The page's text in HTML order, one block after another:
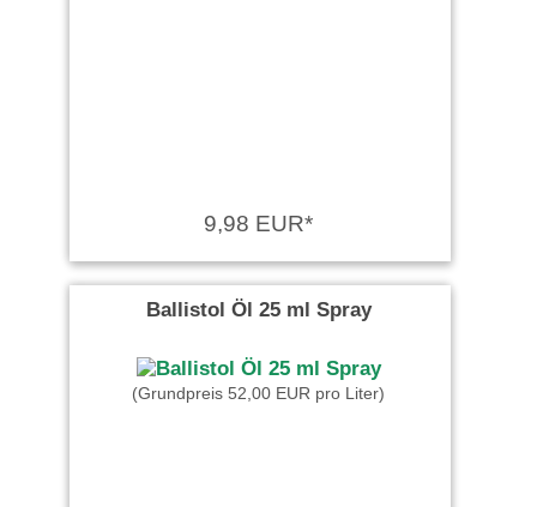
9,98 EUR*
Ballistol Öl 25 ml Spray
(Grundpreis 52,00 EUR pro Liter)